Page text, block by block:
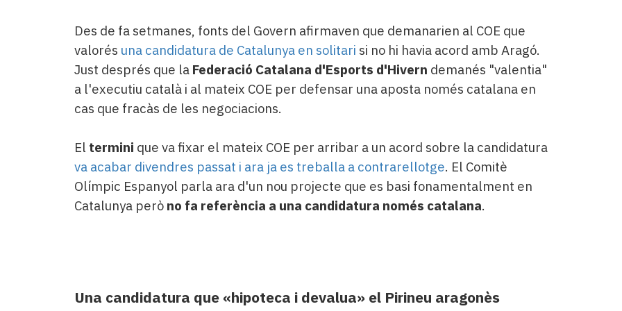
Des de fa setmanes, fonts del Govern afirmaven que demanarien al COE que
valorés una candidatura de Catalunya en solitari si no hi havia acord amb Aragó.
Just després que la Federació Catalana d'Esports d'Hivern demanés "valentia"
a l'executiu català i al mateix COE per defensar una aposta només catalana en
cas que fracàs de les negociacions.
El termini que va fixar el mateix COE per arribar a un acord sobre la candidatura
va acabar divendres passat i ara ja es treballa a contrarellotge. El Comitè
Olímpic Espanyol parla ara d'un nou projecte que es basi fonamentalment en
Catalunya però no fa referència a una candidatura només catalana.
Una candidatura que «hipoteca i devalua» el Pirineu aragonès